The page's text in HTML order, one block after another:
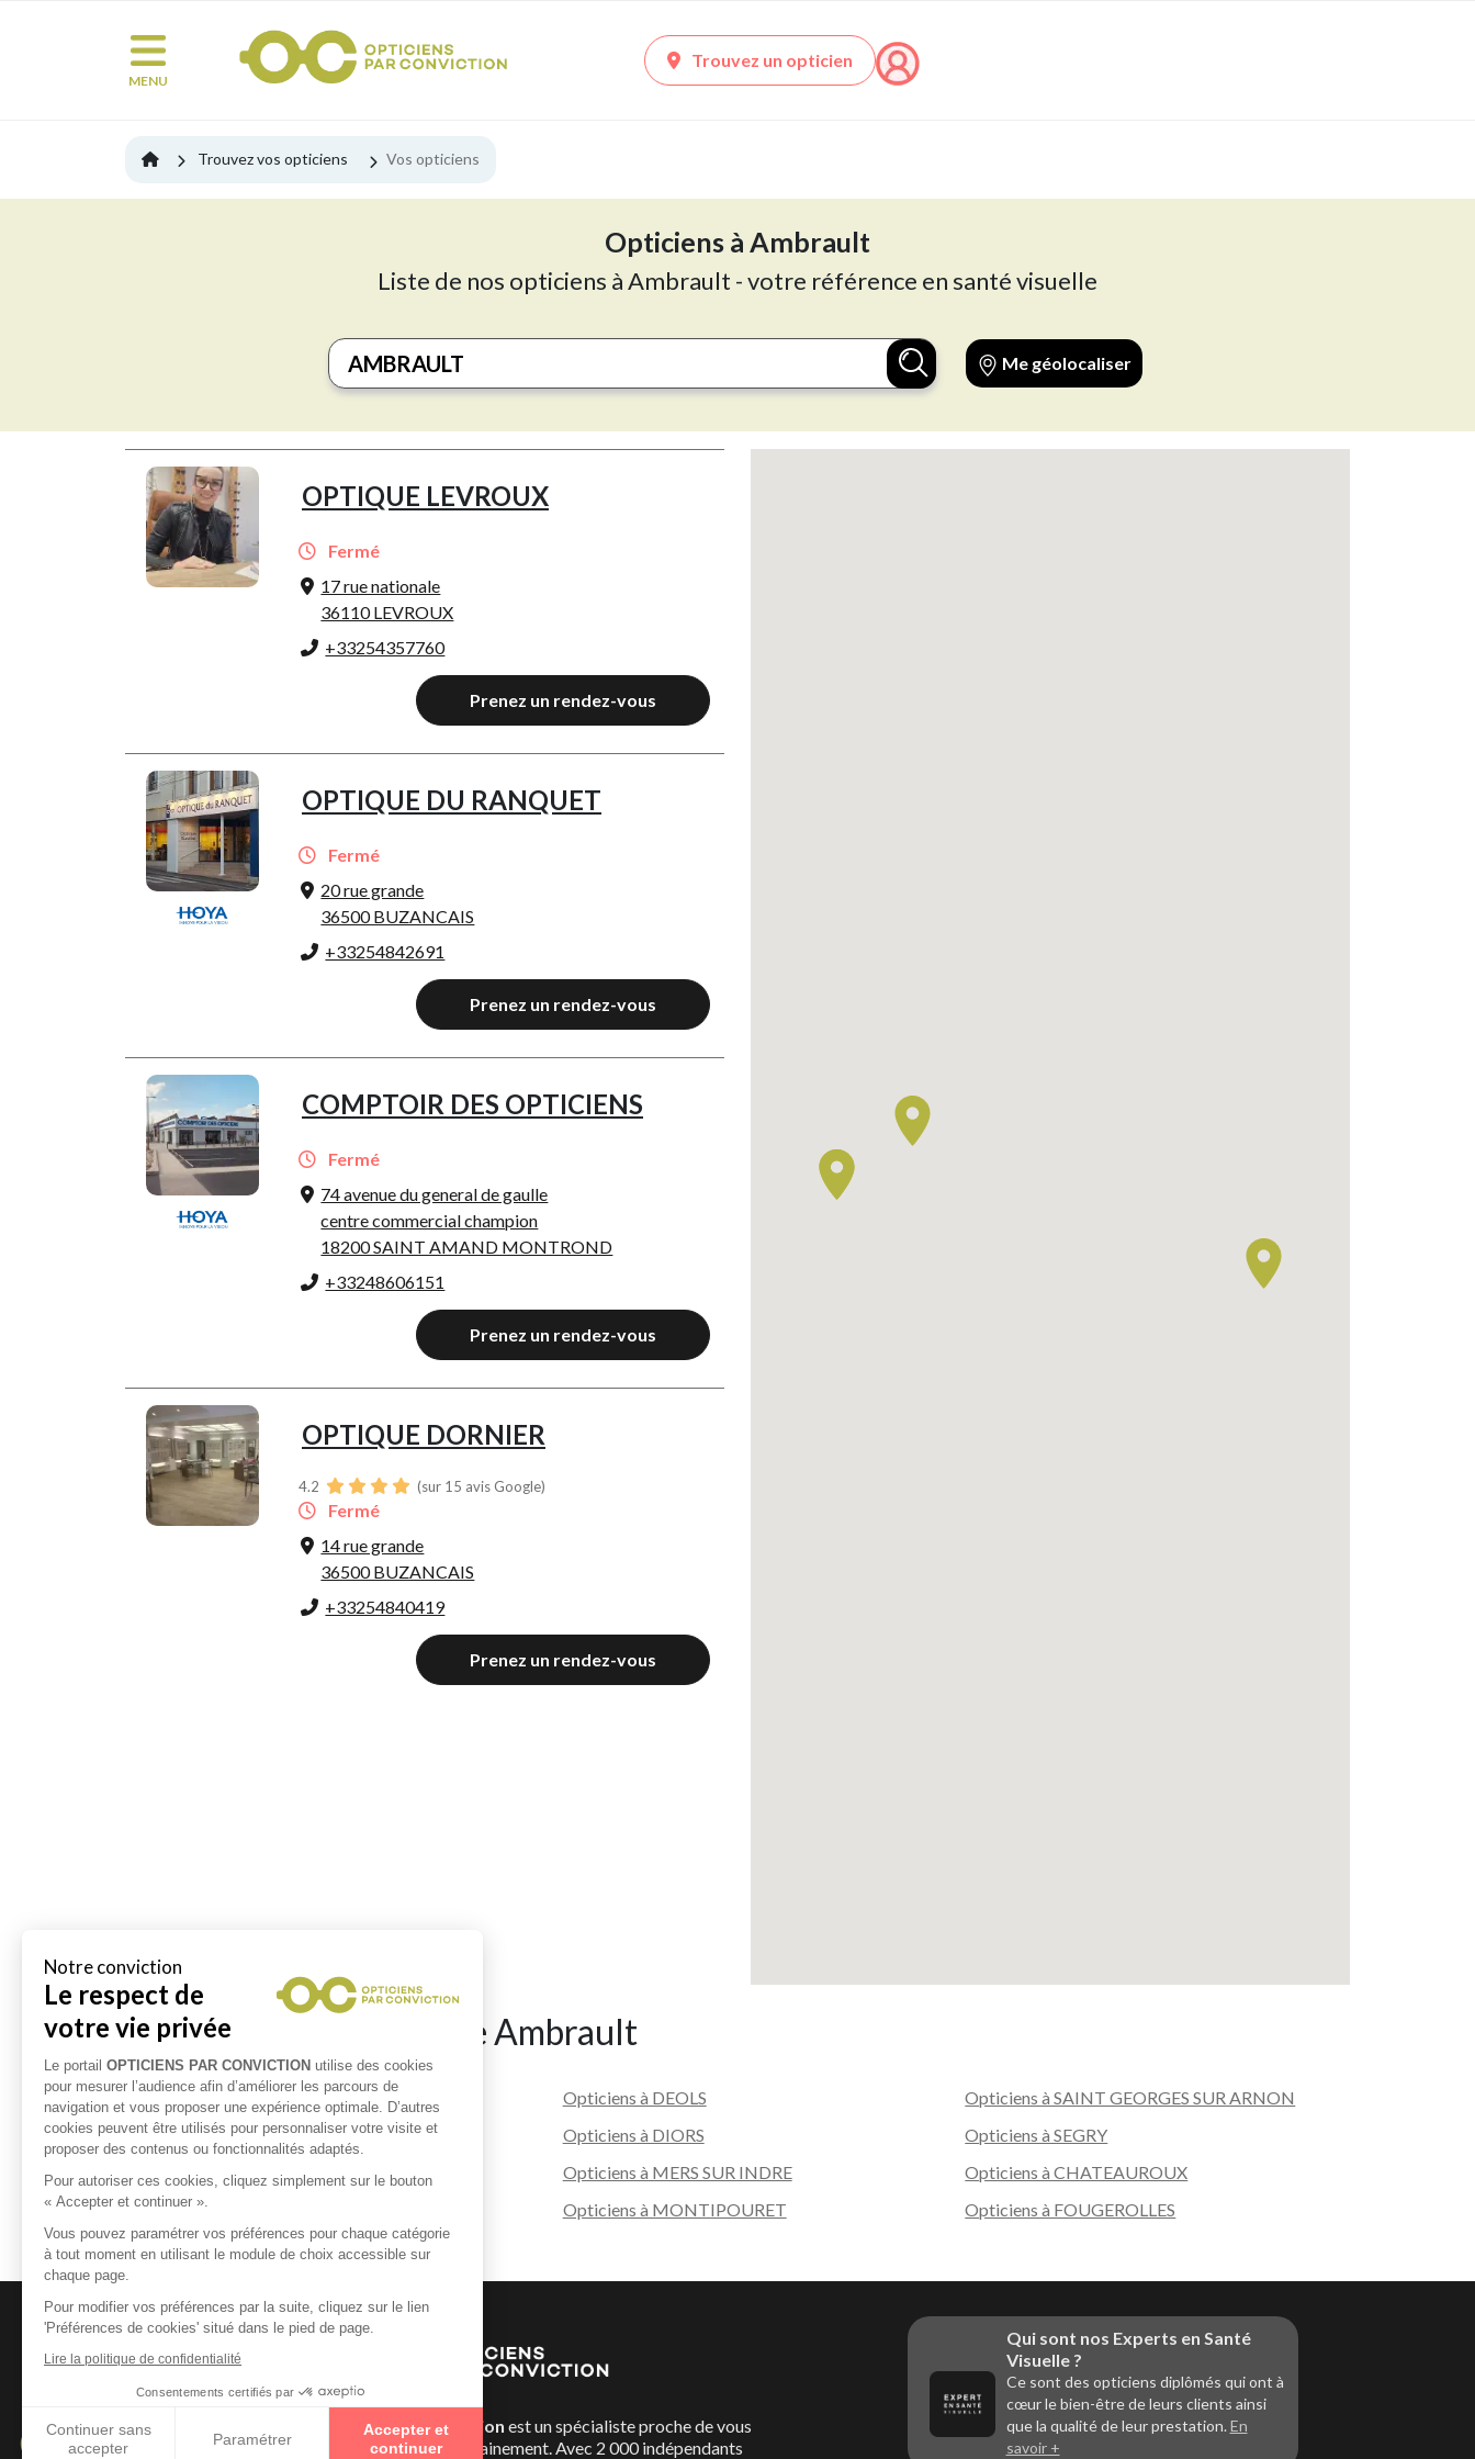
MENU
Trouvez un opticien
Trouvez vos opticiens Vos opticiens
Opticiens à Ambrault
Liste de nos opticiens à Ambrault - votre référence en santé visuelle
Me géolocaliser
OPTIQUE LEVROUX
Fermé
17 rue nationale
36110 LEVROUX
+33254357760
Prenez un rendez-vous
OPTIQUE DU RANQUET
Fermé
20 rue grande
36500 BUZANCAIS
+33254842691
Prenez un rendez-vous
COMPTOIR DES OPTICIENS
Fermé
74 avenue du general de gaulle
centre commercial champion
18200 SAINT AMAND MONTROND
+33248606151
Prenez un rendez-vous
OPTIQUE DORNIER
4.2 (sur 15 avis Google)
Fermé
14 rue grande
36500 BUZANCAIS
+33254840419
Prenez un rendez-vous
Opticiens à proximité de Ambrault
Opticiens à SAINT DENIS DE JOUHET
Opticiens à COINGS
Opticiens à LES BORDES
Opticiens à LIZERAY
Opticiens à DEOLS
Opticiens à DIORS
Opticiens à MERS SUR INDRE
Opticiens à MONTIPOURET
Opticiens à SAINT GEORGES SUR ARNON
Opticiens à SEGRY
Opticiens à CHATEAUROUX
Opticiens à FOUGEROLLES
Un Opticien Par Conviction est un spécialiste proche de vous
géographiquement et humainement. Avec 2 000 indépendants
Qui sont nos Experts en Santé
Visuelle ?
Ce sont des opticiens diplômés qui ont à
cœur le bien-être de leurs clients ainsi
que la qualité de leur prestation. En
savoir +
Notre conviction
Le respect de
votre vie privée
Le portail OPTICIENS PAR CONVICTION utilise des cookies
pour mesurer l’audience afin d’améliorer les parcours de
navigation et vous proposer une expérience optimale. D’autres
cookies peuvent être utilisés pour personnaliser votre visite et
proposer des contenus ou fonctionnalités adaptés.
Pour autoriser ces cookies, cliquez simplement sur le bouton
« Accepter et continuer ».
Vous pouvez paramétrer vos préférences pour chaque catégorie
à tout moment en utilisant le module de choix accessible sur
chaque page.
Pour modifier vos préférences par la suite, cliquez sur le lien
'Préférences de cookies' situé dans le pied de page.
Lire la politique de confidentialité
Consentements certifiés par
Continuer sans
accepter
Paramétrer
Accepter et
continuer